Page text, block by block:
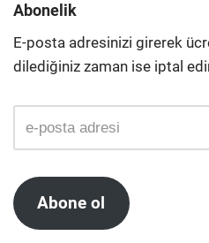
Abonelik
E-posta adresinizi girerek
dilediğiniz zaman ise iptal
Abone ol